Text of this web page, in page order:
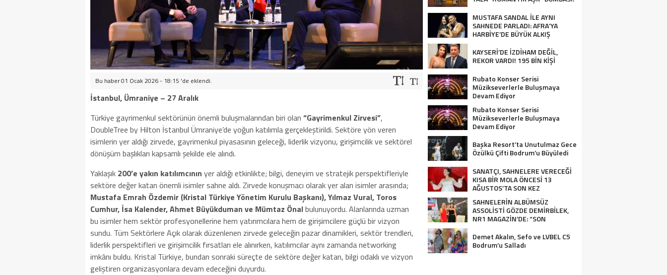
Bu haber 01 Ocak 2026 - 18:15 'de eklendi.
İstanbul, Ümraniye – 27 Aralık
Türkiye gayrimenkul sektörünün önemli buluşmalarından biri olan “Gayrimenkul Zirvesi”,
DoubleTree by Hilton İstanbul Ümraniye’de yoğun katılımla gerçekleştirildi. Sektöre yön veren
isimlerin yer aldığı zirvede, gayrimenkul piyasasının geleceği, liderlik vizyonu, girişimcilik ve sektörel
dönüşüm başlıkları kapsamlı şekilde ele alındı.
Yaklaşık 200’e yakın katılımcının yer aldığı etkinlikte; bilgi, deneyim ve stratejik perspektifleriyle
sektöre değer katan önemli isimler sahne aldı. Zirvede konuşmacı olarak yer alan isimler arasında;
Mustafa Emrah Özdemir (Kristal Türkiye Yönetim Kurulu Başkanı), Yılmaz Vural, Toros
Cumhur, İsa Kalender, Ahmet Büyükduman ve Mümtaz Önalbulunuyordu. Alanlarında uzman
bu isimler hem sektör profesyonellerine hem yatırımcılara hem de girişimcilere güçlü bir vizyon
sundu. Tüm Sektörlere Açık olarak düzenlenen zirvede geleceğin pazar dinamikleri, sektör trendleri,
liderlik perspektifleri ve girişimcilik fırsatları ele alınırken, katılımcılar aynı zamanda networking
imkânı buldu. Kristal Türkiye, bundan sonraki süreçte de sektöre değer katan, bilgi odaklı ve vizyon
geliştiren organizasyonlara devam edeceğini duyurdu.
MUSTAFA SANDAL İLE AYNI
SAHNEDE PARLADI: AFRA’YA
HARBİYE’DE BÜYÜK ALKIŞ
KAYSERİ’DE İZDİHAM DEĞİL,
REKOR VARDI! 195 BİN KİŞİ
Rubato Konser Serisi
Müzikseverlerle Buluşmaya
Devam Ediyor
Rubato Konser Serisi
Müzikseverlerle Buluşmaya
Devam Ediyor
Başka Resort’ta Unutulmaz Gece
Özülkü Çifti Bodrum’u Büyüledi
SANATÇI, SAHNELERE VERECEĞİ
KISA BİR MOLA ÖNCESİ 13
AĞUSTOS’TA SON KEZ
HARBİYE’DE OLACAK!
SAHNELERİN ALBÜMSÜZ
ASSOLİSTİ GÖZDE DEMİRBİLEK,
NR1 MAGAZİN’DE: “SON
OLACAĞIM!”
Demet Akalın, Sefo ve LVBEL C5
Bodrum’u Salladı